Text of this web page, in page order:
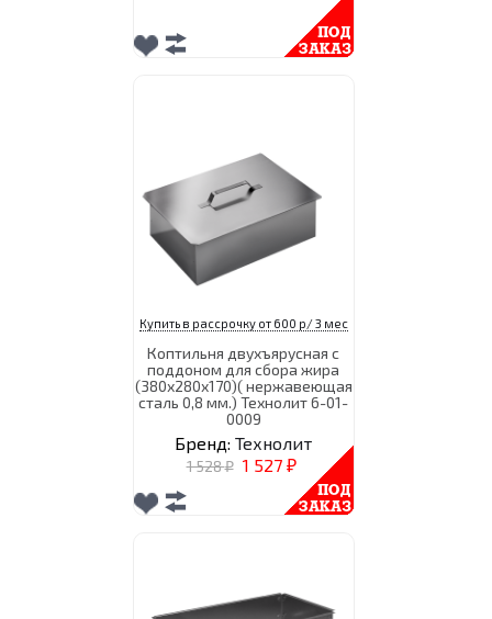
Купить в рассрочку от 600 р/ 3 мес
Коптильня двухъярусная с
поддоном для сбора жира
(380х280х170)( нержавеющая
сталь 0,8 мм.) Технолит 6-01-
0009
Бренд: Технолит
1 528₽ 1 527 ₽